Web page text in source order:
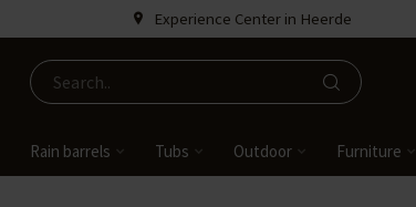
Experience Center in Heerde
Rain barrels Tubs Outdoor Furniture